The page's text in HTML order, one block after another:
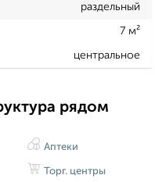
раздельный
7 м²
центральное
рядом
Аптеки
Торг. центры